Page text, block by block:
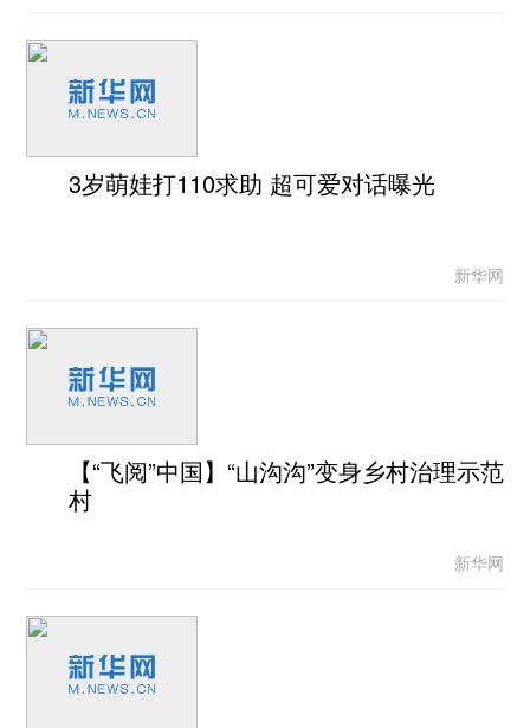
3岁萌娃打110求助 超可爱对话曝光
新华网
【“飞阅”中国】“山沟沟”变身乡村治理示范
村
新华网